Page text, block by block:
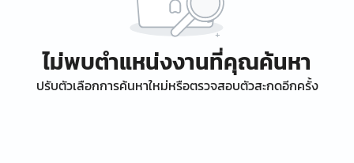
ไม่พบตำแหน่งงานที่คุณค้นหา
ปรับตัวเลือกการค้นหาใหม่หรือตรวจสอบตัวสะกดอีกครั้ง